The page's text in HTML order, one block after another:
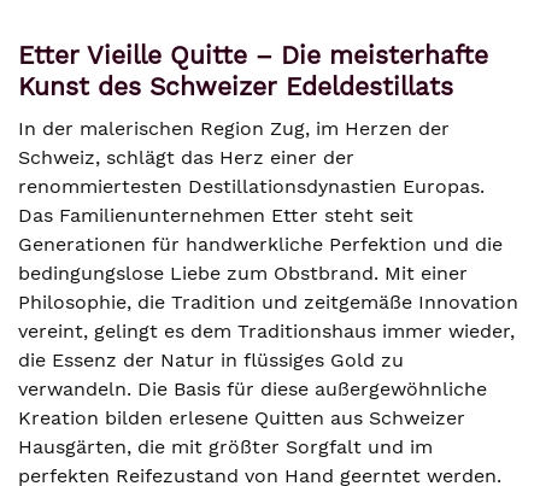
Etter Vieille Quitte – Die meisterhafte
Kunst des Schweizer Edeldestillats
In der malerischen Region Zug, im Herzen der
Schweiz, schlägt das Herz einer der
renommiertesten Destillationsdynastien Europas.
Das Familienunternehmen Etter steht seit
Generationen für handwerkliche Perfektion und die
bedingungslose Liebe zum Obstbrand. Mit einer
Philosophie, die Tradition und zeitgemäße Innovation
vereint, gelingt es dem Traditionshaus immer wieder,
die Essenz der Natur in flüssiges Gold zu
verwandeln. Die Basis für diese außergewöhnliche
Kreation bilden erlesene Quitten aus Schweizer
Hausgärten, die mit größter Sorgfalt und im
perfekten Reifezustand von Hand geerntet werden.